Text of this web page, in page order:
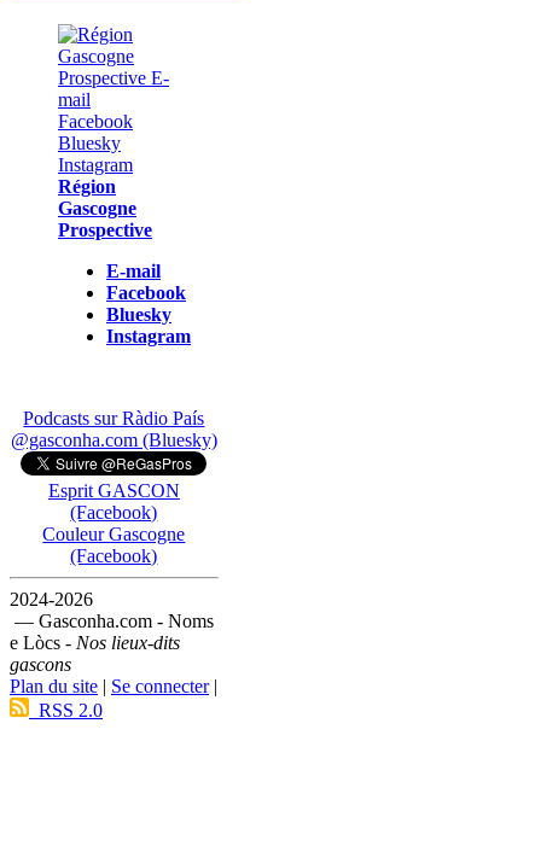
Région
Gascogne
Prospective
E-mail
Facebook
Bluesky
Instagram
Podcasts sur Ràdio País
@gasconha.com (Bluesky)
Esprit GASCON
(Facebook)
Couleur Gascogne
(Facebook)
2024-2026
— Gasconha.com - Noms
e Lòcs - Nos lieux-dits
gascons
Plan du site | Se connecter|
RSS 2.0